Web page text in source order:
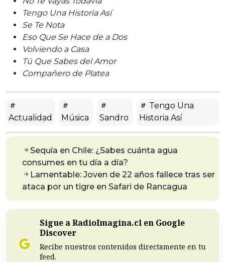
Tengo Una Historia Así
Se Te Nota
Eso Que Se Hace de a Dos
Volviendo a Casa
Tú Que Sabes del Amor
Compañero de Platea
Actualidad Música Sandro
Tengo Una
Historia Así
Sequía en Chile: ¿Sabes cuánta agua
consumes en tu día a día?
Lamentable: Joven de 22 años fallece tras ser
ataca por un tigre en Safari de Rancagua
Sigue a RadioImagina.cl en Google
Discover
Recibe nuestros contenidos directamente en tu
feed.